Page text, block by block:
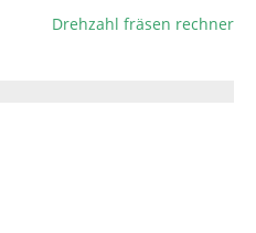
Drehzahl fräsen rechner